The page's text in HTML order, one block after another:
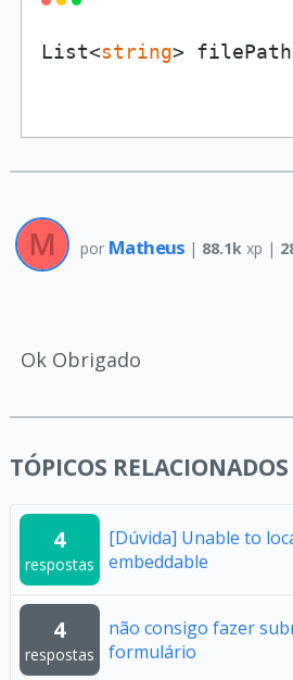
List<string>
por Matheus | 88.1k xp |
Ok Obrigado
TÓPICOS RELACIONADOS
4
respostas
[Dúvida] Unable to
embeddable
4
respostas
não consigo fazer
formulário